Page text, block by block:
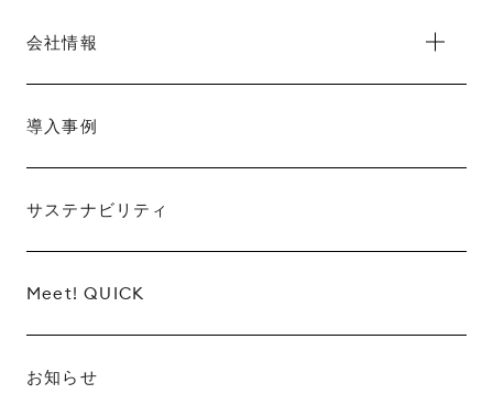
会社情報
導入事例
サステナビリティ
Meet! QUICK
お知らせ